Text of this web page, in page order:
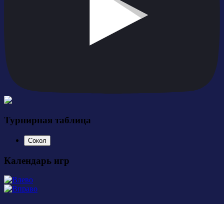
Турнирная таблица
Сокол
Календарь игр